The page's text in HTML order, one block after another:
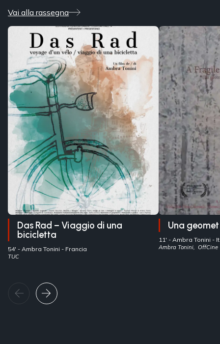
Vai alla rassegna
Das Rad – Viaggio di una
bicicletta
54' -Ambra Tonini - Francia
TUC
Una
11' -Ambra Tonini -
Ambra Tonini, OffCine